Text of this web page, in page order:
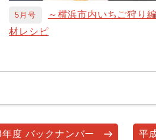
5月号
～横浜市内いちご狩り
材レシピ
度 バックナンバー 平